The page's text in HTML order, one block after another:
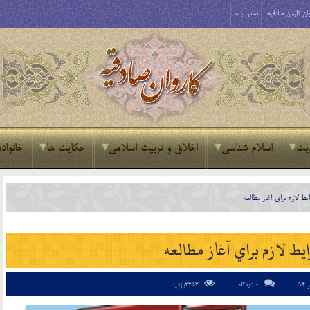
کاروان صادقیه تماس با ما
اسلام شناسی اخلاق و تربیت اسلامی حکایت ها
لازم براي آغاز مطالعه
لازم براي آغاز مطالعه
0 دیدگاه